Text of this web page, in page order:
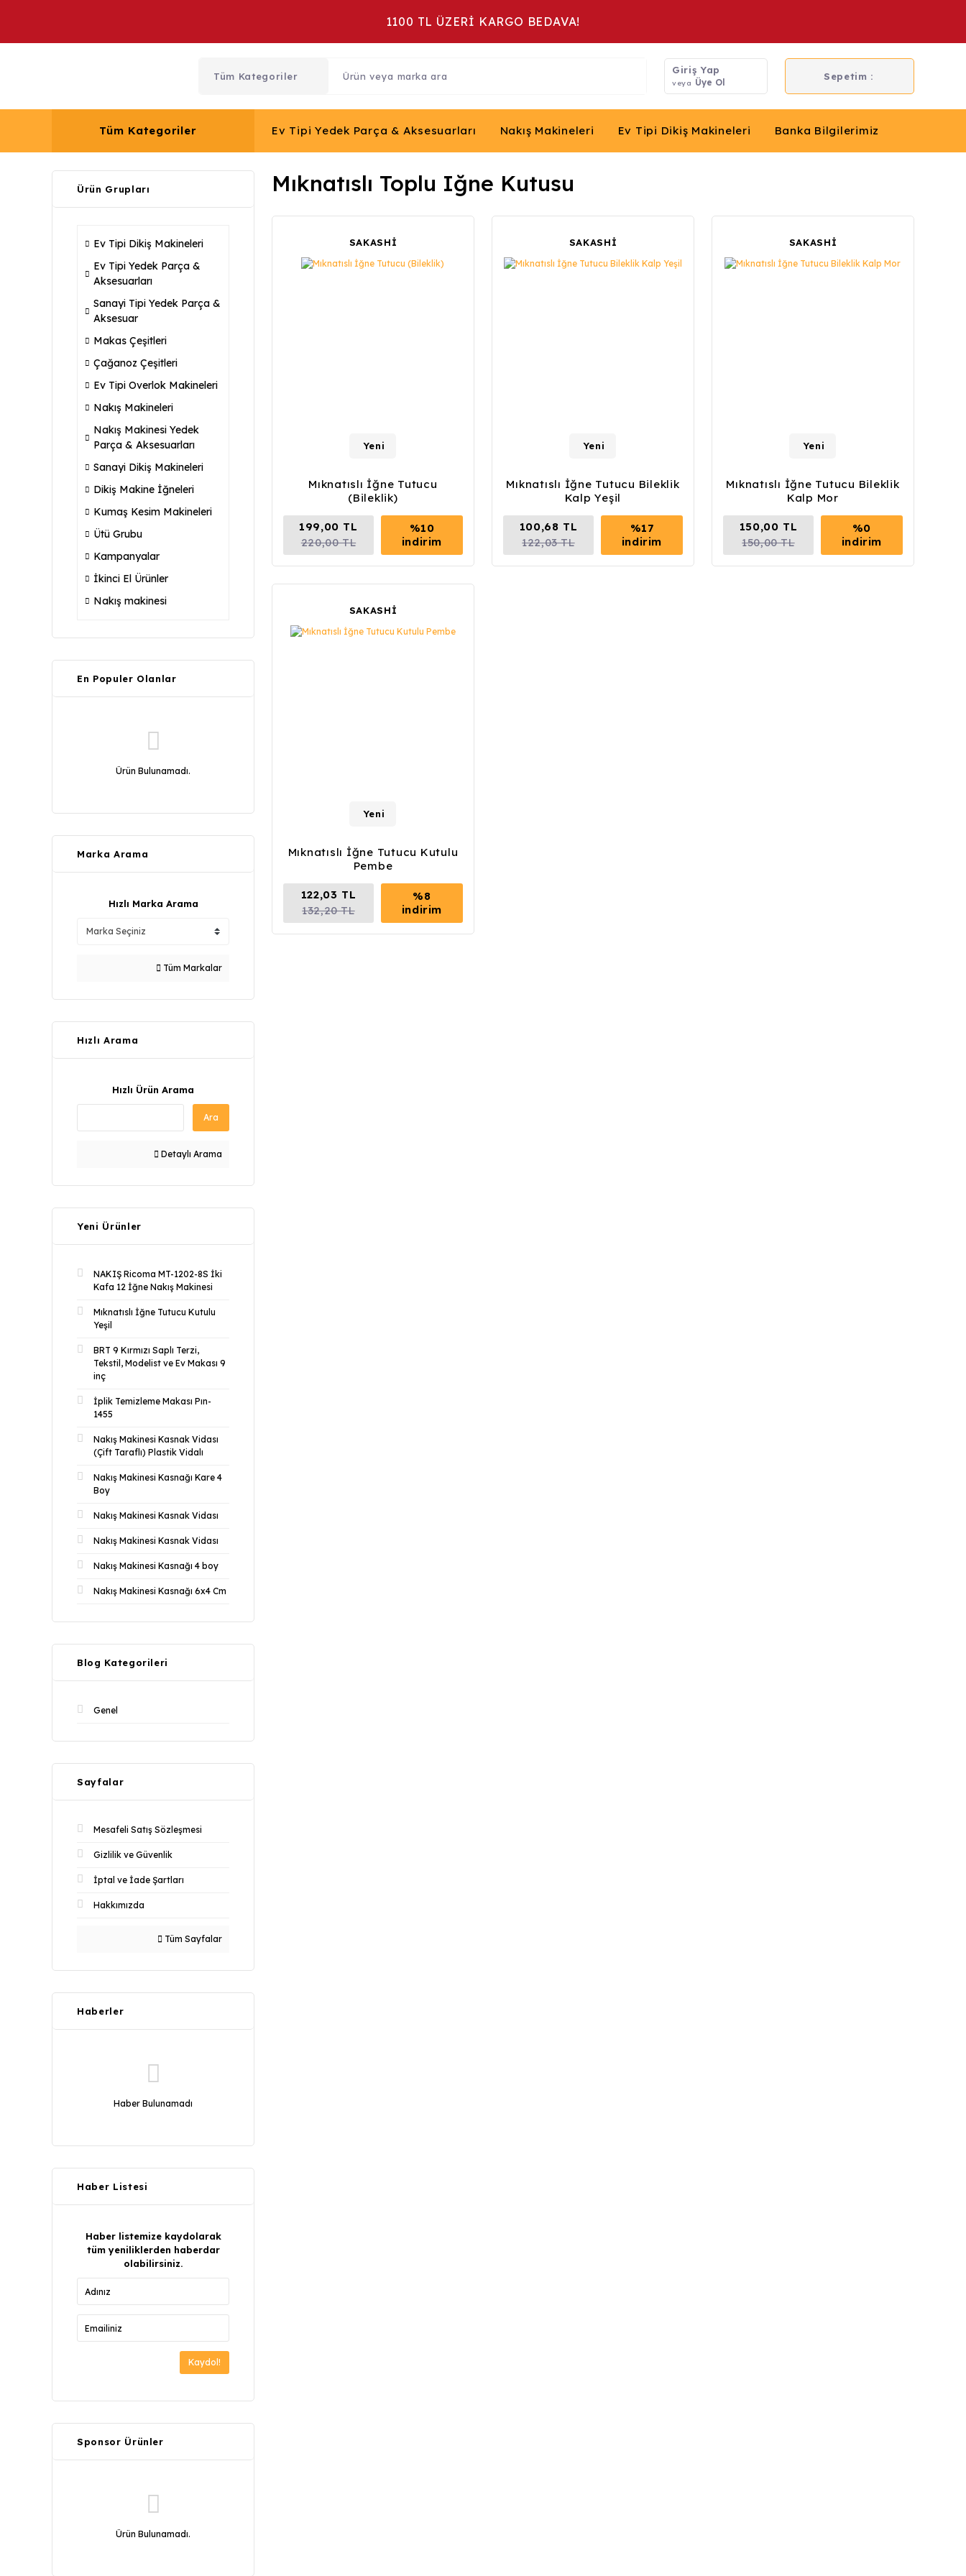
1100 TL ÜZERİ KARGO BEDAVA!
Giriş Yap
veya Üye Ol
Sepetim :
Tüm Kategoriler Ev Tipi Yedek Parça & Aksesuarları Nakış Makineleri Ev Tipi Dikiş Makineleri Banka Bilgilerimiz
Ürün Grupları
Ev Tipi Dikiş Makineleri
Ev Tipi Yedek Parça &
Aksesuarları
Sanayi Tipi Yedek Parça &
Aksesuar
Makas Çeşitleri
Çağanoz Çeşitleri
Ev Tipi Overlok Makineleri
Nakış Makineleri
Nakış Makinesi Yedek
Parça & Aksesuarları
Sanayi Dikiş Makineleri
Dikiş Makine İğneleri
Kumaş Kesim Makineleri
Ütü Grubu
Kampanyalar
İkinci El Ürünler
Nakış makinesi
En Populer Olanlar
Ürün Bulunamadı.
Marka Arama
Hızlı Marka Arama
Tüm Markalar
Hızlı Arama
Hızlı Ürün Arama
Ara
Detaylı Arama
Yeni Ürünler
NAKIŞ Ricoma MT-1202-8S İki
Kafa 12 İğne Nakış Makinesi
Mıknatıslı İğne Tutucu Kutulu
Yeşil
BRT 9 Kırmızı Saplı Terzi,
Tekstil, Modelist ve Ev Makası 9
inç
İplik Temizleme Makası Pın-
1455
Nakış Makinesi Kasnak Vidası
(Çift Taraflı) Plastik Vidalı
Nakış Makinesi Kasnağı Kare 4
Boy
Nakış Makinesi Kasnak Vidası
Nakış Makinesi Kasnak Vidası
Nakış Makinesi Kasnağı 4 boy
Nakış Makinesi Kasnağı 6x4 Cm
Blog Kategorileri
Genel
Sayfalar
Mesafeli Satış Sözleşmesi
Gizlilik ve Güvenlik
İptal ve İade Şartları
Hakkımızda
Tüm Sayfalar
Haberler
Haber Bulunamadı
Haber Listesi
Haber listemize kaydolarak
tüm yeniliklerden haberdar
olabilirsiniz.
Kaydol!
Sponsor Ürünler
Ürün Bulunamadı.
Mıknatıslı Toplu Iğne Kutusu
SAKASHİ
Yeni
Mıknatıslı İğne Tutucu
(Bileklik)
199,00 TL
220,00 TL
%10
indirim
SAKASHİ
Yeni
Mıknatıslı İğne Tutucu Bileklik
Kalp Yeşil
100,68 TL
122,03 TL
%17
indirim
SAKASHİ
Yeni
Mıknatıslı İğne Tutucu Bileklik
Kalp Mor
150,00 TL
150,00 TL
%0
indirim
SAKASHİ
Yeni
Mıknatıslı İğne Tutucu Kutulu
Pembe
122,03 TL
132,20 TL
%8
indirim